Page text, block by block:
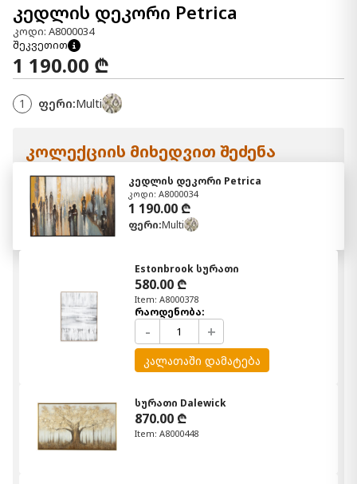
კედლის დეკორი Petrica
კოდი: A8000034
შეკვეთით
1 190.00 ₾
1 ფერი:Multi
კოლექციის მიხედვით შეძენა
კედლის დეკორი Petrica
კოდი: A8000034
1 190.00 ₾
ფერი:Multi
Estonbrook სურათი
580.00 ₾
Item: A8000378
რაოდენობა:
- +
კალათაში დამატება
სურათი Dalewick
870.00 ₾
Item: A8000448